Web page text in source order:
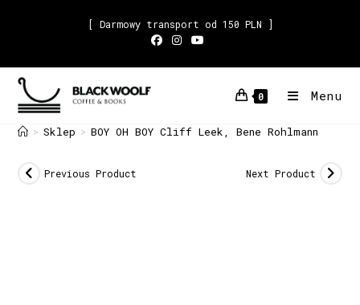
[ Darmowy transport od 150 PLN ]
0 Menu
> Sklep > BOY OH BOY Cliff Leek, Bene Rohlmann
Previous Product Next Product